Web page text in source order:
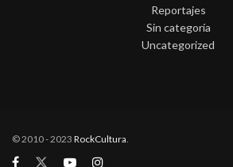
Reportajes
Sin categoría
Uncategorized
© 2010 - 2023 RockCultura